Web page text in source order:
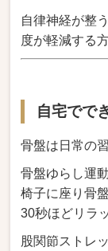
自律神経が整
度が軽減する
自宅でで
骨盤は日常の
骨盤ゆらし運動
椅子に座り骨
30秒ほどリラ
股関節ストレ